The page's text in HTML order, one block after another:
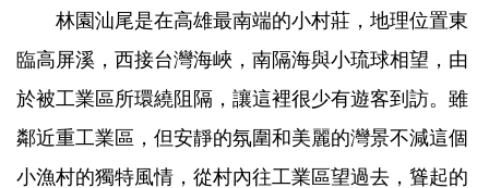
林園汕尾是在高雄最南端的小村莊，地理位置東
臨高屏溪，西接台灣海峽，南隔海與小琉球相望，由
於被工業區所環繞阻隔，讓這裡很少有遊客到訪。雖
鄰近重工業區，但安靜的氛圍和美麗的灣景不減這個
小漁村的獨特風情，從村內往工業區望過去，聳起的